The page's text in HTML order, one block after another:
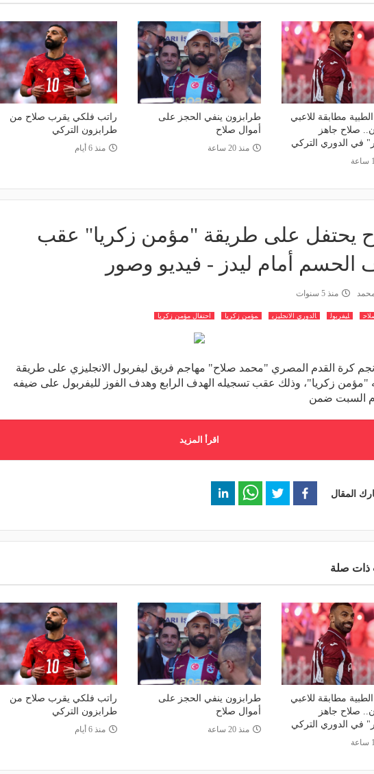
مطابقة للاعبي
صلاح جاهز
في الدوري التركي
طرابزون ينفي الحجز على
أموال صلاح
منذ 20 ساعة
راتب فلكي يقرب صلاح من
طرابزون التركي
منذ 6 أيام
يحتفل على طريقة "مؤمن زكريا" عقب
الحسم أمام ليدز - فيديو وصور
منذ 5 سنوات
ليفربول الدوري الانجليزي مؤمن زكريا احتفال مؤمن زكريا
نجم كرة القدم المصري "محمد صلاح" مهاجم فريق ليفربول الانجليزي على طريقة
"مؤمن زكريا"، وذلك عقب تسجيله الهدف الرابع وهدف الفوز لليفربول على ضيفه
السبت ضمن
اقرأ المزيد
المقال
ذات صلة
مطابقة للاعبي
صلاح جاهز
في الدوري التركي
طرابزون ينفي الحجز على
أموال صلاح
منذ 20 ساعة
راتب فلكي يقرب صلاح من
طرابزون التركي
منذ 6 أيام
عرض برشلونة بشأن رودري
رمضان